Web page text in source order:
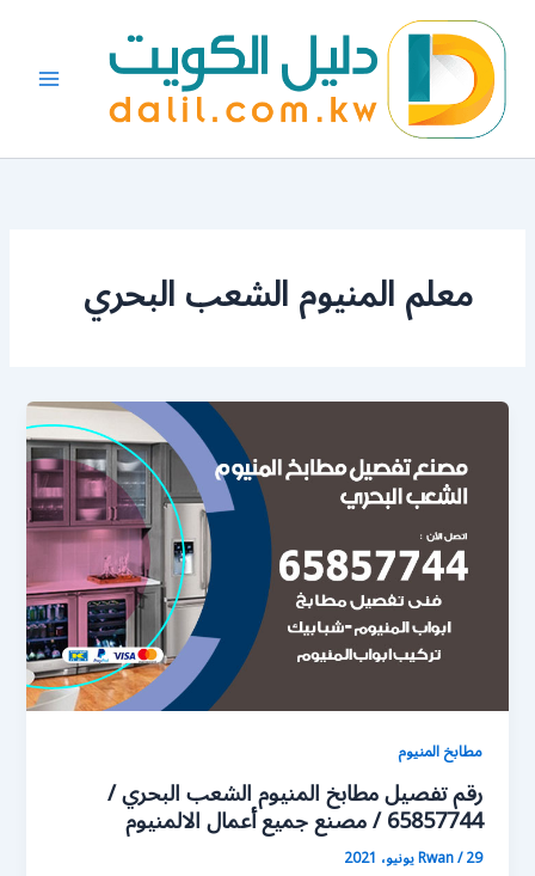
المحتوى
معلم المنيوم الشعب البحري
مطابخ المنيوم
رقم تفصيل مطابخ المنيوم الشعب البحري /
65857744 / مصنع جميع أعمال الالمنيوم
Rwan/29 يونيو، 2021